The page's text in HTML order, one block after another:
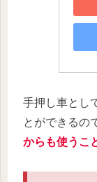
手押し車とし
とができるの
からも使うこ